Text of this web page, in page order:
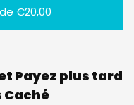
€20,00
Payez plus tard
Caché